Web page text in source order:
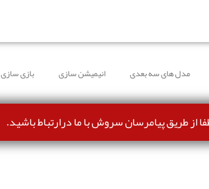
مدل های سه بعدی انیمیشن سازی بازی سازی
از طریق پیامرسان سروش با ما درارتباط باشید.